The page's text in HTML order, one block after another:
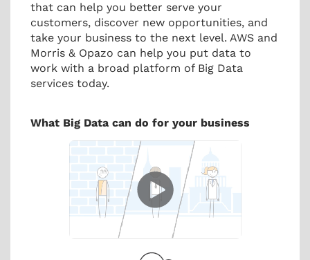
that can help you better serve your
customers, discover new opportunities, and
take your business to the next level. AWS and
Morris & Opazo can help you put data to
work with a broad platform of Big Data
services today.
What Big Data can do for your business